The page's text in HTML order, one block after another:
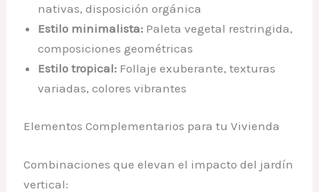
nativas, disposición orgánica
Estilo minimalista: Paleta vegetal restringida,
composiciones geométricas
Estilo tropical: Follaje exuberante, texturas
variadas, colores vibrantes
Elementos Complementarios para tu Vivienda
Combinaciones que elevan el impacto del jardín
vertical: